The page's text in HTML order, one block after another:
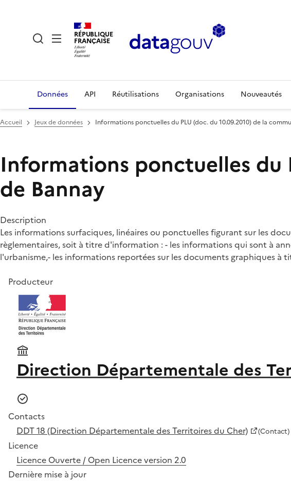
RÉPUBLIQUE
FRANÇAISE
Données API Réutilisations Organisations Nouveautés
Accueil Jeux de données Informations ponctuelles du PLU (doc. du 10.09.2010) de la
Informations ponctuelles du
de Bannay
Description
Les informations surfaciques, linéaires ou ponctuelles figurant sur les
règlementaires, soit à titre d'information : - les informations qui sont à
l'urbanisme,- les informations reportées sur les documents graphiques à
Producteur
Direction Départementale des
Contacts
DDT 18 (Direction Départementale des Territoires du Cher)
(Contact)
Licence
Licence Ouverte / Open Licence version 2.0
Dernière mise à jour